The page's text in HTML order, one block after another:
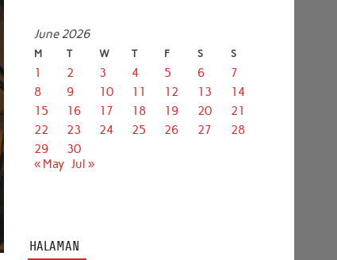
June 2026
M T W T F S S
1 2 3 4 5 6
7
8
9 10 11 12 13
14
15
16 17 18 19 20
21
22
23 24 25 26 27
28
29
30
« May Jul »
HALAMAN